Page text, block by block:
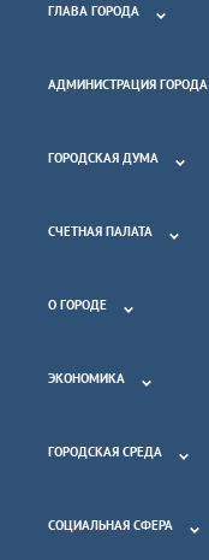
ГЛАВА ГОРОДА
АДМИНИСТРАЦИЯ ГОРОДА
ГОРОДСКАЯ ДУМА
СЧЕТНАЯ ПАЛАТА
О ГОРОДЕ
ЭКОНОМИКА
ГОРОДСКАЯ СРЕДА
СОЦИАЛЬНАЯ СФЕРА